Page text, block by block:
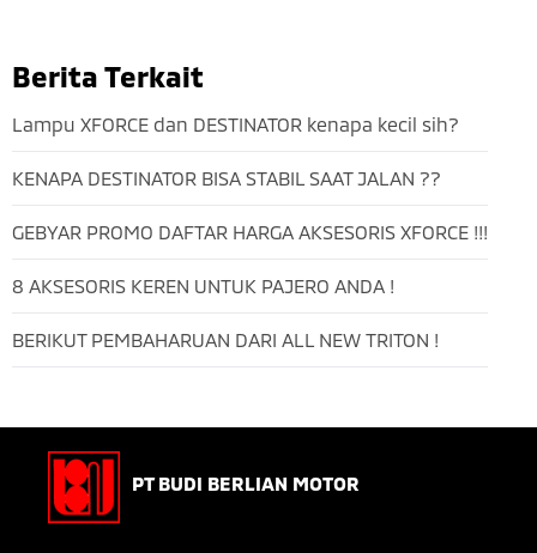
Berita Terkait
Lampu XFORCE dan DESTINATOR kenapa kecil sih?
KENAPA DESTINATOR BISA STABIL SAAT JALAN ??
GEBYAR PROMO DAFTAR HARGA AKSESORIS XFORCE !!!
8 AKSESORIS KEREN UNTUK PAJERO ANDA !
BERIKUT PEMBAHARUAN DARI ALL NEW TRITON !
PT BUDI BERLIAN MOTOR